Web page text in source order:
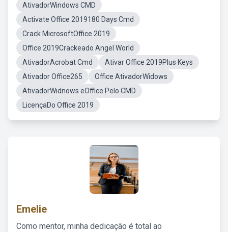
AtivadorWindows CMD
Activate Office 2019180 Days Cmd
Crack MicrosoftOffice 2019
Office 2019Crackeado Angel World
AtivadorAcrobat Cmd
Ativar Office 2019Plus Keys
Ativador Office265
Office AtivadorWidows
AtivadorWidnows eOffice Pelo CMD
LicençaDo Office 2019
Emelie
Como mentor, minha dedicação é total ao